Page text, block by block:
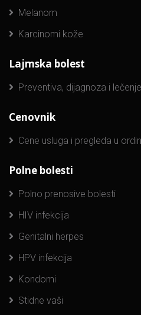
Melanom
Karcinomi kože
Lajmska bolest
Preventiva, dijagnoza i lečenje
Cenovnik
Cene usluga i pregleda u
Polne bolesti
Polno prenosive bolesti
HIV infekcija
Genitalni herpes
HPV infekcija
Kondomi
Stidne vaši